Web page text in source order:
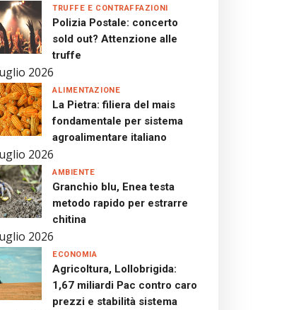
Polizia Postale: concerto
sold out? Attenzione alle
truffe
2026
TRUFFE E CONTRAFFAZIONI
La Pietra: filiera del mais
fondamentale per sistema
agroalimentare italiano
2026
ALIMENTAZIONE
Granchio blu, Enea testa
metodo rapido per estrarre
chitina
2026
AMBIENTE
Agricoltura, Lollobrigida:
1,67 miliardi Pac contro caro
prezzi e stabilità sistema
ECONOMIA